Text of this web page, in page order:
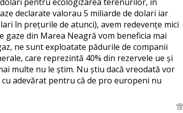
declarate valorau 5 miliarde de dolari iar
în prețurile de atunci), avem redevențe mici
din Marea Neagră vom beneficia mai
ne sunt exploatate pădurile de companii
care reprezintă 40% din rezervele ue și
multe nu le știm. Nu știu dacă vreodată vor
adevărat pentru că de pro europeni nu